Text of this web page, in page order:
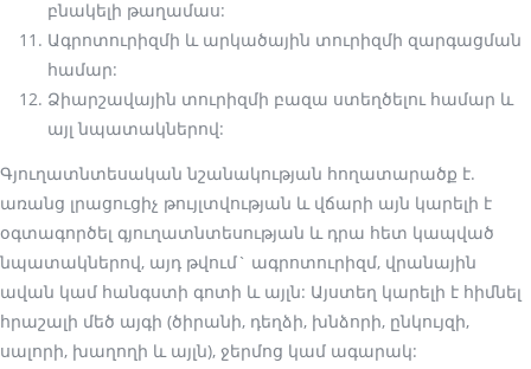
բնակելի թաղամաս:
Ագրոտուրիզմի և արկածային տուրիզմի զարգացման
համար:
Ձիարշավային տուրիզմի բազա ստեղծելու համար և
այլ նպատակներով:
Գյուղատնտեսական նշանակության հողատարածք է.
առանց լրացուցիչ թույլտվության և վճարի այն կարելի է
օգտագործել գյուղատնտեսության և դրա հետ կապված
նպատակներով, այդ թվում` ագրոտուրիզմ, վրանային
ավան կամ հանգստի գոտի և այլն: Այստեղ կարելի է հիմնել
հրաշալի մեծ այգի (ծիրանի, դեղձի, խնձորի, ընկույզի,
սալորի, խաղողի և այլն), ջերմոց կամ ագարակ: